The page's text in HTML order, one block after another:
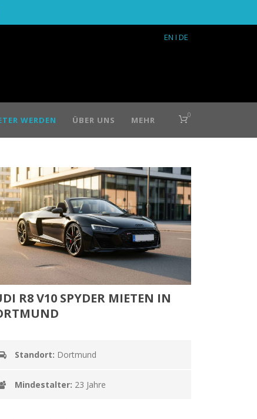
EN I DE
WERDEN ÜBER UNS MEHR 0
R8 V10 SPYDER MIETEN IN
Standort: Dortmund
Mindestalter: 23 Jahre